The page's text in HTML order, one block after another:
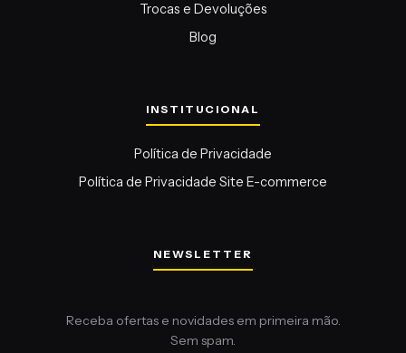
Trocas e Devoluções
Blog
Política de Privacidade
Política de Privacidade Site E-commerce
NEWSLETTER